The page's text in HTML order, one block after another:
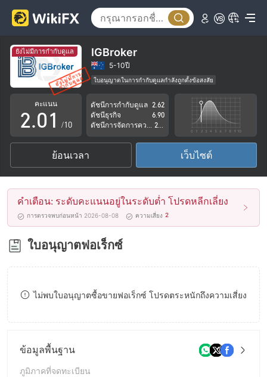
ยังไม่มีการกำกับดูแล IGBroker
5-10ปี
ใบอนุญาตในการกำกับดูแลกำลังถูกตั้งข้อสงสัย
กลุ่มธุรกิจที่ต้องสงสัย
ระวังความเสี่ยงอันตรายที่อาจจะซ่อนอยู่
คะแนน
0
1
2
3
4
5
6
7
8
9
.0
1
2
3
4
5
6
7
0
1
2
3
4
5
6
7
8
/10
ดัชนีการกำกับดูแล 2.62
ดัชนีธุรกิจ
6.90
ย้อนเวลา เว็บไซต์
คำเตือน: ระดับคะแนนอยู่ในระดับต่ำ โปรดหลีกเลี่ยง
การตรวจพบก่อนหน้า 2026-08-08 ความเสี่ยง 2
ใบอนุญาตฟอเร็กซ์
ไม่พบใบอนุญาตซื้อขายฟอเร็กซ์ โปรดตระหนักถึงความเสี่ยง
ข้อมูลพื้นฐาน
ภูมิภาคที่จดทะเบียน